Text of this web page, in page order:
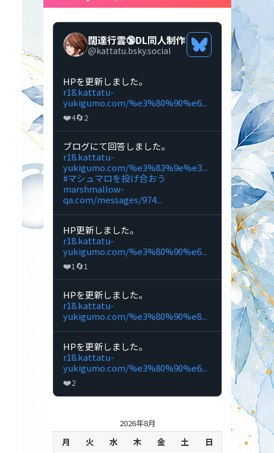
闊達行雲🔞DL同人制作
@kattatu.bsky.social
Bluesky
プ
ー
ル
見
Bluesky
で
闊
達
行
雲
🔞DL
同
人
制
作
の
投
稿
見
る
HPを更新しました。
r18.kattatu-
yukigumo.com/%e3%80%90%e6...
❤️4🔄2
Bluesky
で
闊
達
行
雲
🔞DL
同
人
制
作
の
投
稿
見
る
ブログにて回答しました。
r18.kattatu-
yukigumo.com/%e3%83%9e%e3...
#マシュマロを投げ合おう
marshmallow-
qa.com/messages/974...
Bluesky
で
闊
達
行
雲
🔞DL
同
人
制
作
投
稿
を
見
HP更新しました。
r18.kattatu-
yukigumo.com/%e3%80%90%e6...
❤️1 🔄1
Bluesky
で
闊
達
行
雲
🔞DL
同
人
制
作
を
見
HPを更新しました。
r18.kattatu-
yukigumo.com/%e3%80%90%e8...
Bluesky
で
闊
達
行
雲
制
作
HPを更新しました。
r18.kattatu-
yukigumo.com/%e3%80%90%e6...
❤️2
2026年8月
月 火 水 木 金 土 日